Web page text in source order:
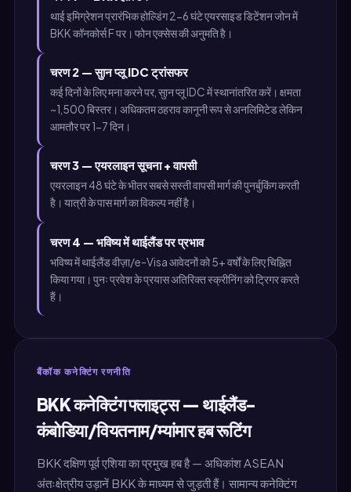
थाई इमिग्रेशन प्रारंभिक होल्डिंग 2-6 घंटे एयरसाइड डिटेंशन जोन में
BKK कॉनकोर्स F पर। फोन एक्सेस की अनुमति है।
चरण 2 — सुान प्लू IDC ट्रांसफर
कई दिनों के लिए मना करने पर, सुान प्लू IDC में स्थानांतरित करें। क्षमता
~1,500 बिस्तर। अधिकतम ठहराव कानूनी रूप से अनलिमिटेड लेकिन
आमतौर पर 1-7 दिन।
चरण 3 — एयरलाइन सूचना + वापसी
एयरलाइन 48 घंटे के भीतर सबसे सस्ती वापसी मार्ग की पुनर्बुकिंग करती
है। यात्री के पास मार्ग का विकल्प नहीं है।
चरण 4 — भविष्य में थाईलैंड पर प्रभाव
भविष्य में थाईलैंड वीज़ा/e-Visa आवेदनों को 5+ वर्षों के लिए चिह्नित
किया गया। पुनः प्रवेश के प्रयास अतिरिक्त स्क्रीनिंग को ट्रिगर करते
हैं।
बैंकॉक कनेक्टिंग रणनीति
BKK कनेक्टिंग फ्लाइट्स — थाईलैंड-
कंबोडिया/वियतनाम/म्यांमार हब रूटिंग
BKK दक्षिण पूर्व एशिया का प्रमुख हब है — अधिकांश ASEAN
अंतःक्षेत्रीय उड़ानें BKK के माध्यम से जुड़ती हैं। सामान्य कनेक्टिंग